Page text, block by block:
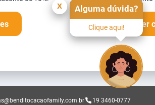
Ver
19 3460-0777
Alguma dúvida?
Clique aqui!
x